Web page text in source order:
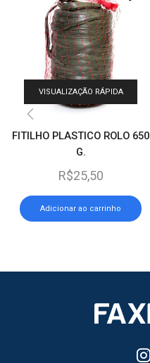
VISUALIZAÇÃO RÁPIDA
FITILHO PLASTICO ROLO 650
G.
R$25,50
Adicionar ao carrinho